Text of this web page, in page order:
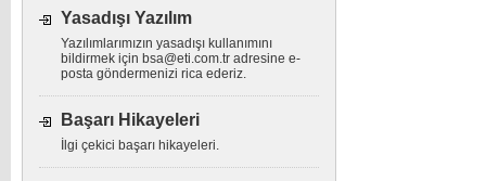
Yasadışı Yazılım
Yazılımlarımızın yasadışı kullanımını
bildirmek için bsa@eti.com.tr adresine e-
posta göndermenizi rica ederiz.
Başarı Hikayeleri
İlgi çekici başarı hikayeleri.